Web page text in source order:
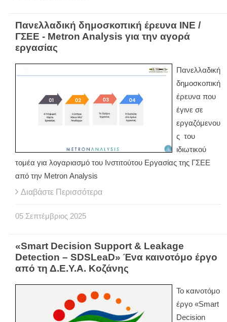
Πανελλαδική δημοσκοπική έρευνα ΙΝΕ /
ΓΣΕΕ - Metron Analysis για την αγορά
εργασίας
Πανελλαδική
δημοσκοπική
έρευνα που
έγινε σε
εργαζόμενου
ς του
ιδιωτικού
τομέα για λογαριασμό του Ινστιτούτου Εργασίας της ΓΣΕΕ
από την Μetron Αnalysis
Διαβάστε Περισσότερα
05 Σεπτέμβριος 2025
«Smart Decision Support & Leakage
Detection – SDSLeaD» Ένα καινοτόμο έργο
από τη Δ.Ε.Υ.Α. Κοζάνης
Το καινοτόμο
έργο «Smart
Decision